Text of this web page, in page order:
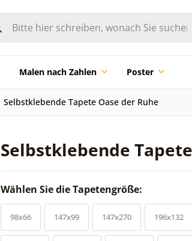
Malen nach Zahlen Poster
Selbstklebende Tapete Oase der Ruhe
Selbstklebende
Wählen Sie die Tapetengröße:
98x66 147x99 147x270 196x132